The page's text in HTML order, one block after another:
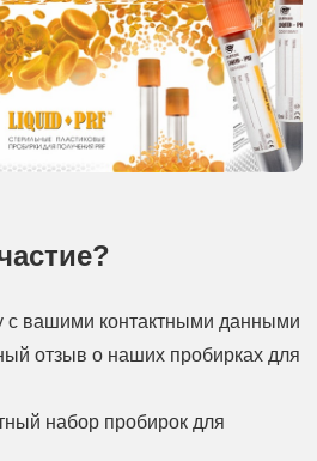
с вашими контактными данными
отзыв о наших пробирках для
набор пробирок для